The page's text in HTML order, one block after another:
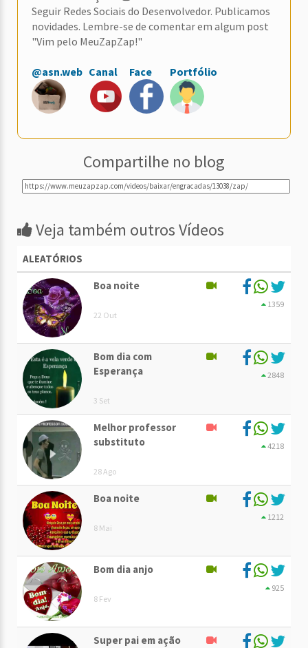
Seguir Redes Sociais do Desenvolvedor. Publicamos
novidades. Lembre-se de comentar em algum post
"Vim pelo MeuZapZap!"
@asn.web Canal Face Portfólio
Compartilhe no blog
Veja também outros Vídeos
ALEATÓRIOS
Boa noite
22 Out
1359
Bom dia com
Esperança
3 Set
2848
Melhor professor
substituto
28 Ago
4218
Boa noite
8 Mai
1212
Bom dia anjo
8 Fev
925
Super pai em ação